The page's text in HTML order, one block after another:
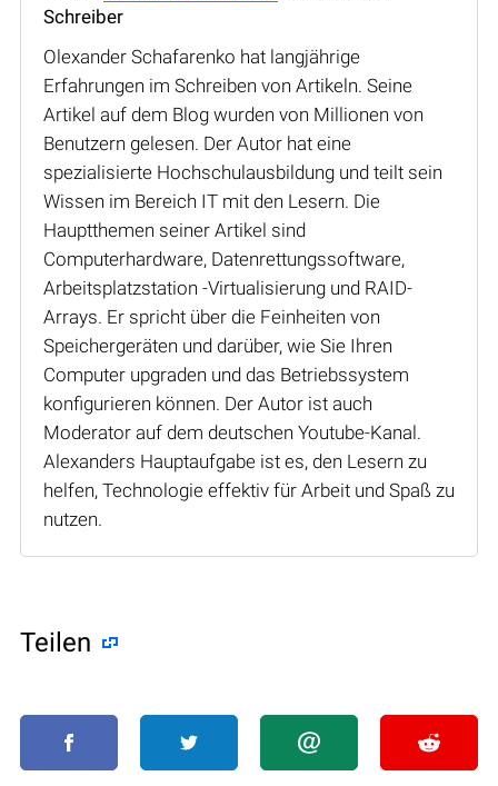
Schreiber
Olexander Schafarenko hat langjährige
Erfahrungen im Schreiben von Artikeln. Seine
Artikel auf dem Blog wurden von Millionen von
Benutzern gelesen. Der Autor hat eine
spezialisierte Hochschulausbildung und teilt sein
Wissen im Bereich IT mit den Lesern. Die
Hauptthemen seiner Artikel sind
Computerhardware, Datenrettungssoftware,
Arbeitsplatzstation -Virtualisierung und RAID-
Arrays. Er spricht über die Feinheiten von
Speichergeräten und darüber, wie Sie Ihren
Computer upgraden und das Betriebssystem
konfigurieren können. Der Autor ist auch
Moderator auf dem deutschen Youtube-Kanal.
Alexanders Hauptaufgabe ist es, den Lesern zu
helfen, Technologie effektiv für Arbeit und Spaß zu
nutzen.
Teilen